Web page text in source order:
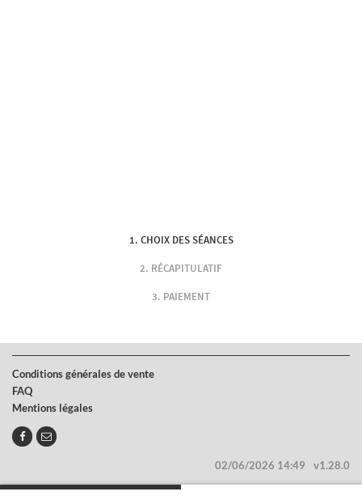
CHOIX DES SÉANCES
RÉCAPITULATIF
PAIEMENT
Conditions générales de vente
FAQ
Mentions légales
02/06/2026 14:49 v1.28.0